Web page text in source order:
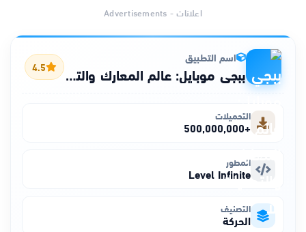
ذكاء اصطناعي
اعلانات - Advertisements
اسم التطبيق
ببجي موبايل: عالم المعارك والتحديات بلا حدود 4.5
التحميلات
+500,000,000
المطور
Level Infinite
التصنيف
الحركة